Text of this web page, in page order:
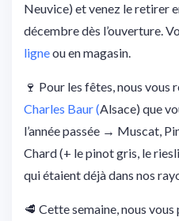
Neuvice) et venez le retirer
décembre dès l’ouverture.
ligneou en magasin.
🍷 Pour les fêtes, nous vous
Charles Baur (Alsace) que
l’année passée → Muscat,
Chard (+ le pinot gris, le
qui étaient déjà dans nos
🥩 Cette semaine, nous